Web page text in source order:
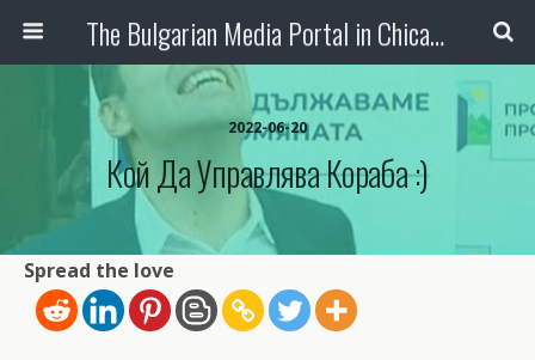
The Bulgarian Media Portal in Chicago
2022-06-20
Кой Да Управлява Кораба :)
Spread the love